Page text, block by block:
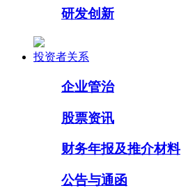
研发创新
投资者关系
企业管治
股票资讯
财务年报及推介材料
公告与通函